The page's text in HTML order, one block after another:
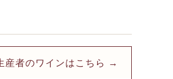
産者のワインはこちら →